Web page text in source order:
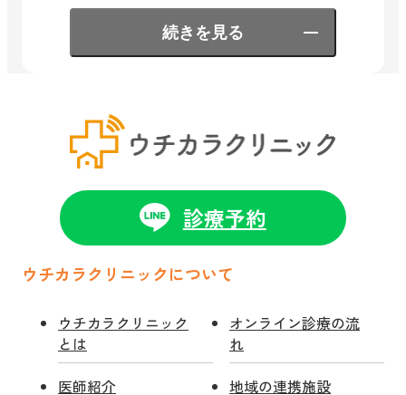
続きを見る
診療予約
ウチカラクリニックについて
ウチカラクリニック
とは
オンライン診療の流
れ
医師紹介 地域の連携施設